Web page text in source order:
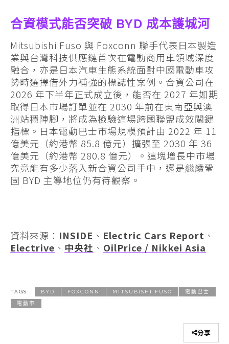
合資模式能否突破 BYD 成本護城河
Mitsubishi Fuso 與 Foxconn 聯手代表日本製造
業與台灣科技供應鏈首次在電動商用車領域深度
融合，亦是日本汽車生態系統面對中國電動車攻
勢時選擇借外力補強的標誌性案例。合資公司在
2026 年下半年正式成立後，能否在 2027 年如期
取得日本市場訂單並在 2030 年前在東南亞與澳
洲站穩陣腳，將成為檢驗這場跨國聯盟成效關鍵
指標。日本電動巴士市場規模預計由 2022 年 11
億美元（約港幣 85.8 億元）擴張至 2030 年 36
億美元（約港幣 280.8 億元）。這塊增長中市場
究竟能有多少落入新合資公司手中，還是繼續鞏
固 BYD 主導地位仍有待觀察。
資料來源： INSIDE 、 Electric Cars Report 、
Electrive 、 中央社 、 OilPrice / Nikkei Asia
TAGS : BYD FOXCONN MITSUBISHI FUSO 電動巴士
電動車
分享